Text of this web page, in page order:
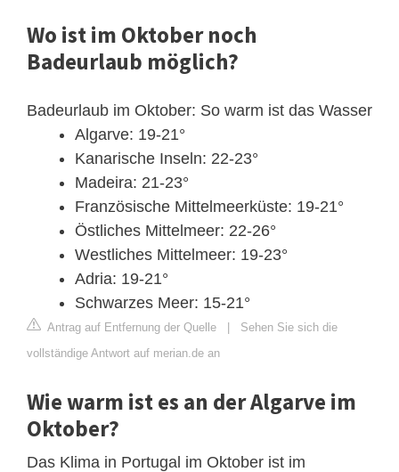
Wo ist im Oktober noch
Badeurlaub möglich?
Badeurlaub im Oktober: So warm ist das Wasser
Algarve: 19-21°
Kanarische Inseln: 22-23°
Madeira: 21-23°
Französische Mittelmeerküste: 19-21°
Östliches Mittelmeer: 22-26°
Westliches Mittelmeer: 19-23°
Adria: 19-21°
Schwarzes Meer: 15-21°
Antrag auf Entfernung der Quelle | Sehen Sie sich die
vollständige Antwort auf merian.de an
Wie warm ist es an der Algarve im
Oktober?
Das Klima in Portugal im Oktober ist im